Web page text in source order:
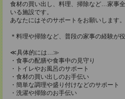
食材の買い出し、料理、掃除など…家事
いる施設です。
あなたにはそのサポートをお願いします。
＊料理や掃除など、普段の家事の経験が
≪具体的には…≫
・食事の配膳や食事中の見守り
・トイレやお風呂のサポート
・食材の買い出しのお手伝い
・簡単な調理や盛り付けなどのサポート
・洗濯や掃除のお手伝い